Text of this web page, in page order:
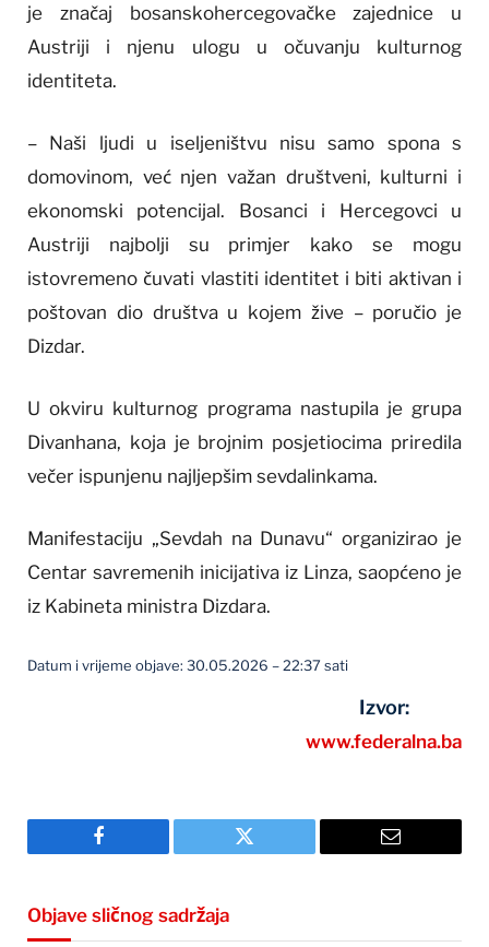
je značaj bosanskohercegovačke zajednice u
Austriji i njenu ulogu u očuvanju kulturnog
identiteta.
– Naši ljudi u iseljeništvu nisu samo spona s
domovinom, već njen važan društveni, kulturni i
ekonomski potencijal. Bosanci i Hercegovci u
Austriji najbolji su primjer kako se mogu
istovremeno čuvati vlastiti identitet i biti aktivan i
poštovan dio društva u kojem žive – poručio je
Dizdar.
U okviru kulturnog programa nastupila je grupa
Divanhana, koja je brojnim posjetiocima priredila
večer ispunjenu najljepšim sevdalinkama.
Manifestaciju „Sevdah na Dunavu“ organizirao je
Centar savremenih inicijativa iz Linza, saopćeno je
iz Kabineta ministra Dizdara.
Datum i vrijeme objave: 30.05.2026 – 22:37 sati
Izvor:
www.federalna.ba
Facebook Twitter Email
Objave sličnog sadržaja